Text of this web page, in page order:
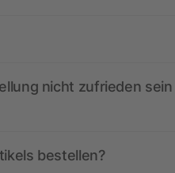
nicht zufrieden sein
bestellen?